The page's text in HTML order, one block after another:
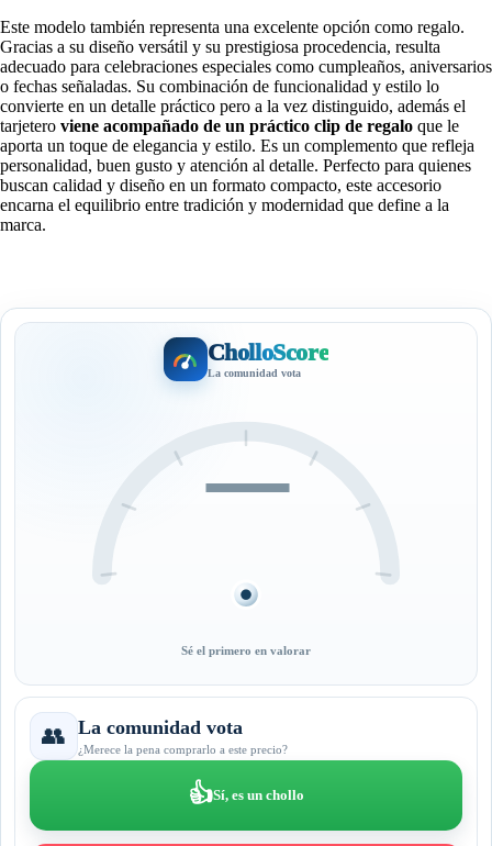
Este modelo también representa una excelente opción como regalo.
Gracias a su diseño versátil y su prestigiosa procedencia, resulta
adecuado para celebraciones especiales como cumpleaños, aniversarios
o fechas señaladas. Su combinación de funcionalidad y estilo lo
convierte en un detalle práctico pero a la vez distinguido, además el
tarjetero viene acompañado de un práctico clip de regalo que le
aporta un toque de elegancia y estilo. Es un complemento que refleja
personalidad, buen gusto y atención al detalle. Perfecto para quienes
buscan calidad y diseño en un formato compacto, este accesorio
encarna el equilibrio entre tradición y modernidad que define a la
marca.
CholloScore
La comunidad vota
—
Sé el primero en valorar
👥 La comunidad vota
¿Merece la pena comprarlo a este precio?
👍Sí, es un chollo